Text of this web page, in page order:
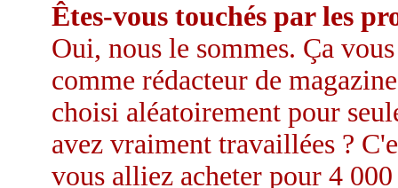
Êtes-vous touchés par les
Oui, nous le sommes. Ça
comme rédacteur de
choisi aléatoirement pour
avez vraiment travaillées ?
vous alliez acheter pour 4